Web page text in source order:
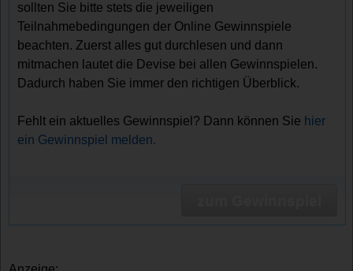
sollten Sie bitte stets die jeweiligen
Teilnahmebedingungen der Online Gewinnspiele
beachten. Zuerst alles gut durchlesen und dann
mitmachen lautet die Devise bei allen Gewinnspielen.
Dadurch haben Sie immer den richtigen Überblick.
Fehlt ein aktuelles Gewinnspiel? Dann können Sie hier
ein Gewinnspiel melden.